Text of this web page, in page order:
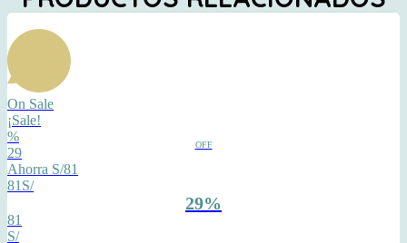
On Sale
¡Sale!
%
OFF
29
Ahorra S/81
81S/
29%
81
S/